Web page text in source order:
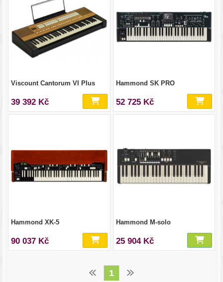
Viscount Cantorum VI Plus
39 392 Kč
Hammond SK PRO
52 725 Kč
Hammond XK-5
90 037 Kč
Hammond M-solo
25 904 Kč
1